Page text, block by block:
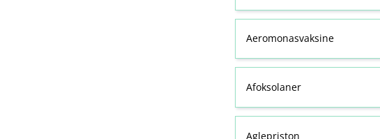
Aeromonasvaksine
Afoksolaner
Aglepriston